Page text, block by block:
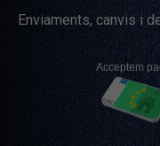
Enviaments, canvis i
Acceptem